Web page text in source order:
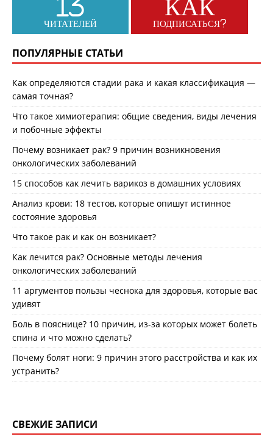
13
ЧИТАТЕЛЕЙ
КАК
ПОДПИСАТЬСЯ?
ПОПУЛЯРНЫЕ СТАТЬИ
Как определяются стадии рака и какая классификация —
самая точная?
Что такое химиотерапия: общие сведения, виды лечения
и побочные эффекты
Почему возникает рак? 9 причин возникновения
онкологических заболеваний
15 способов как лечить варикоз в домашних условиях
Анализ крови: 18 тестов, которые опишут истинное
состояние здоровья
Что такое рак и как он возникает?
Как лечится рак? Основные методы лечения
онкологических заболеваний
11 аргументов пользы чеснока для здоровья, которые вас
удивят
Боль в пояснице? 10 причин, из-за которых может болеть
спина и что можно сделать?
Почему болят ноги: 9 причин этого расстройства и как их
устранить?
СВЕЖИЕ ЗАПИСИ